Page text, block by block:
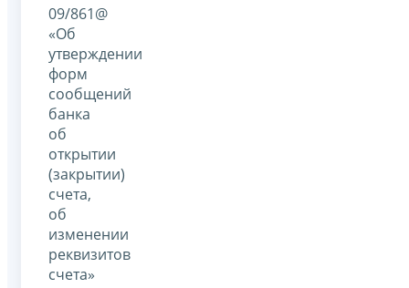
09/861@
«Об
утверждении
форм
сообщений
банка
об
открытии
(закрытии)
счета,
об
изменении
реквизитов
счета»